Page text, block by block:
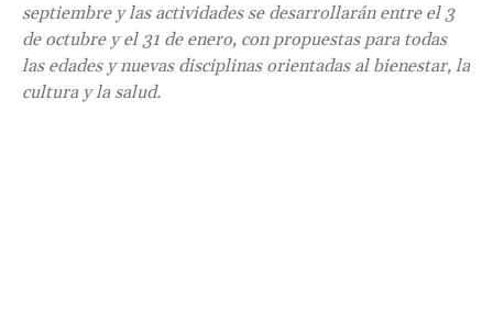
septiembre y las actividades se desarrollarán entre el 3
de octubre y el 31 de enero, con propuestas para todas
las edades y nuevas disciplinas orientadas al bienestar, la
cultura y la salud.